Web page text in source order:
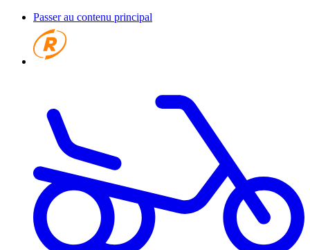
Passer au contenu principal